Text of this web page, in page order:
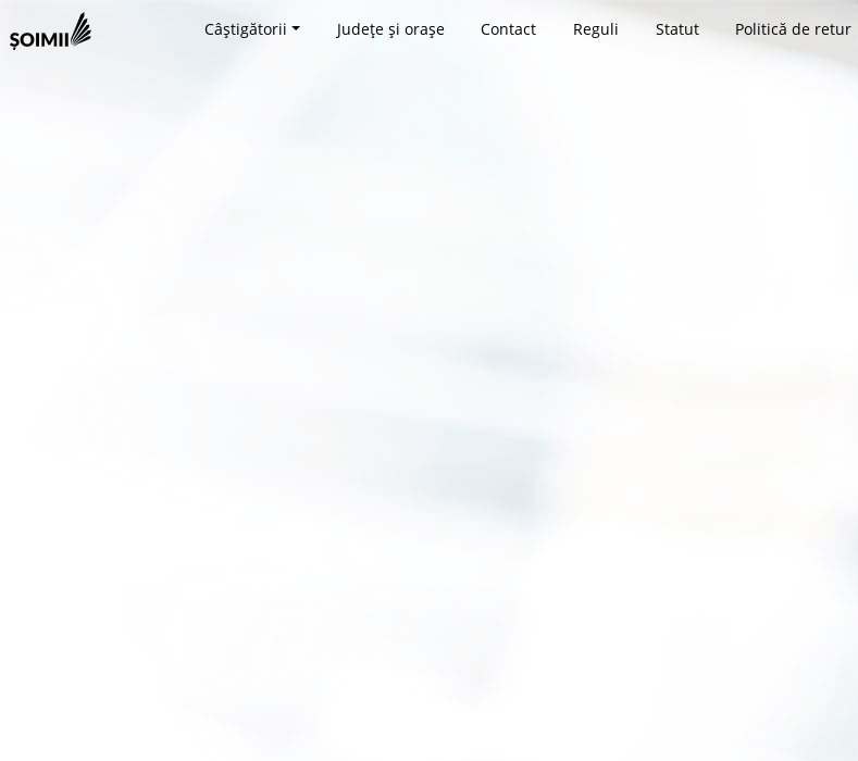
Câștigătorii Județe și orașe Contact Reguli Statut Politică de retur